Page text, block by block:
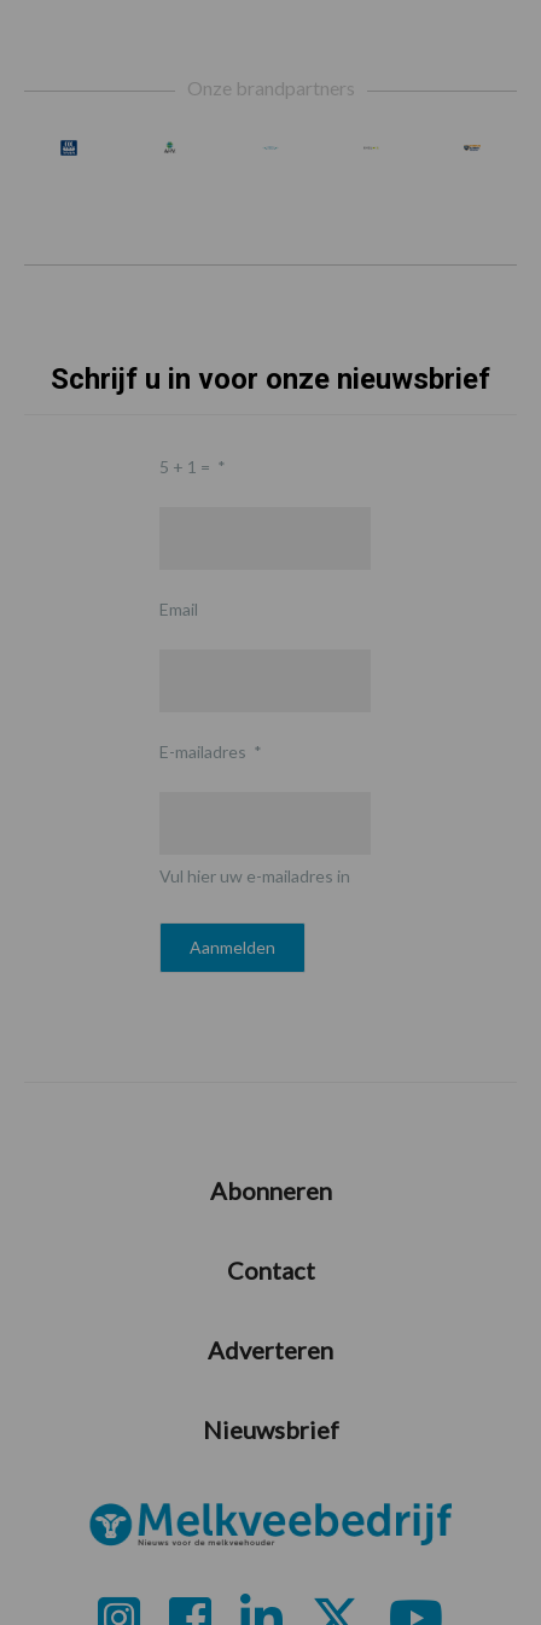
Onze brandpartners
Schrijf u in voor onze nieuwsbrief
5 + 1 = *
Email
E-mailadres *
Vul hier uw e-mailadres in
Abonneren
Contact
Adverteren
Nieuwsbrief